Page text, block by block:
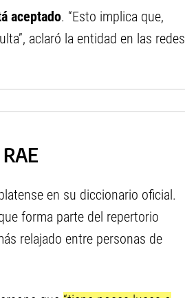
aceptado. “Esto implica que,
aclaró la entidad en las redes
en su diccionario oficial.
forma parte del repertorio
relajado entre personas de